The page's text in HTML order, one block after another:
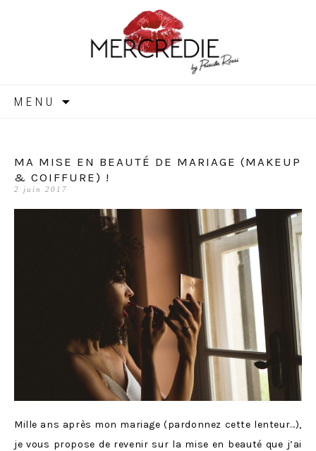
MERCREDIE
MENU
MA MISE EN BEAUTÉ DE MARIAGE (MAKEUP
& COIFFURE) !
2 juin 2017
Mille ans après mon mariage (pardonnez cette lenteur…),
je vous propose de revenir sur la mise en beauté que j’ai